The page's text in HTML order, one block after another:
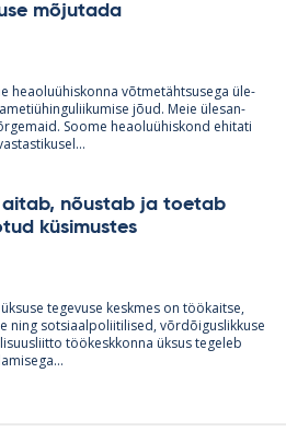
mõ­ju­tada
heao­luü­his­konna võt­me­täht­susega üle­
jõud. Meie üle­san­
Soome heao­luü­his­kond ehi­tati
ai­tab, nõus­tab ja toe­tab
kü­si­mus­tes
te­ge­vuse kesk­mes on töö­kaitse,
ning sot­si­aal­po­lii­ti­li­sed, võrdõi­gus­lik­kuse
töö­kesk­konna ük­sus te­ge­leb